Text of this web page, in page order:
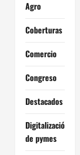
Agro
Coberturas
Comercio
Congreso
Destacados
Digitalización
de pymes